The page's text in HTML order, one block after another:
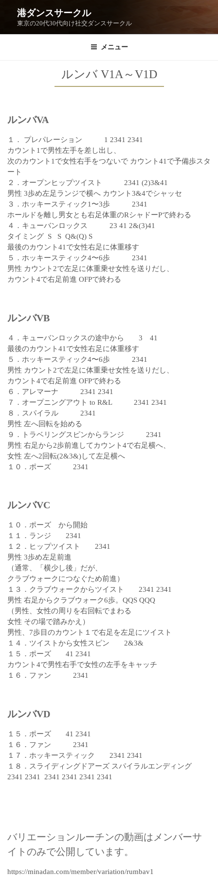
港ダンスサークル
東京の20代30代向け社交ダンスサークル
メニュー
ルンバ V1A～V1D
ルンバVA
１． プレパレーション 1 2341 2341
カウント1で男性左手を差し出し、
次のカウント1で女性右手をつないで カウント41で予備歩スタ
ート
２．オープンヒップツイスト 2341 (2)3&41
男性 3歩め左足ランジで横へ カウント3&4でシャッセ
３．ホッキースティック1〜3歩 2341
ホールドを離し男女とも右足体重のRシャドーPで終わる
４．キューバンロックス 23 41 2&(3)41
タイミング S S Q&(Q) S
最後のカウント41で女性右足に体重移す
５．ホッキースティック4〜6歩 2341
男性 カウント2で左足に体重乗せ女性を送りだし、
カウント4で右足前進 OFPで終わる
ルンバVB
４．キューバンロックスの途中から 3 41
最後のカウント41で女性右足に体重移す
５．ホッキースティック4〜6歩 2341
男性 カウント2で左足に体重乗せ女性を送りだし、
カウント4で右足前進 OFPで終わる
６．アレマーナ 2341 2341
７．オープニングアウト to R&L 2341 2341
８．スパイラル 2341
男性 左へ回転を始める
９．トラベリングスピンからランジ 2341
男性 右足から2歩前進してカウント4で右足横へ、
女性 左へ2回転(2&3&)して左足横へ
１０．ポーズ 2341
ルンバVC
１０．ポーズ から開始
１１．ランジ 2341
１２．ヒップツイスト 2341
男性 3歩め左足前進
（通常、「横少し後」だが、
クラブウォークにつなぐため前進）
１３．クラブウォークからツイスト 2341 2341
男性 右足からクラブウォーク6歩。QQS QQQ
（男性、女性の周りを右回転でまわる
女性 その場で踏みかえ）
男性、7歩目のカウント１で右足を左足にツイスト
１４．ツイストから女性スピン 2&3&
１５．ポーズ 41 2341
カウント4で男性右手で女性の左手をキャッチ
１６．ファン 2341
ルンバVD
１５．ポーズ 41 2341
１６．ファン 2341
１７．ホッキースティック 2341 2341
１８．スライディングドアーズ スパイラルエンディング
2341 2341 2341 2341 2341 2341
バリエーションルーチンの動画はメンバーサ
イトのみで公開しています。
https://minadan.com/member/variation/rumbav1